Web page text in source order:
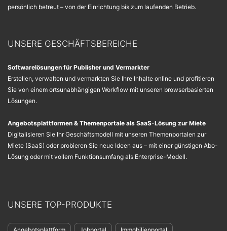
persönlich betreut – von der Einrichtung bis zum laufenden Betrieb.
UNSERE GESCHÄFTSBEREICHE
Softwarelösungen für Publisher und Vermarkter
Erstellen, verwalten und vermarkten Sie Ihre Inhalte online und profitieren
Sie von einem ortsunabhängigen Workflow mit unseren browserbasierten
Lösungen.
Angebotsplattformen & Themenportale als SaaS-Lösung zur Miete
Digitalisieren Sie Ihr Geschäftsmodell mit unseren Themenportalen zur
Miete (SaaS) oder probieren Sie neue Ideen aus – mit einer günstigen Abo-
Lösung oder mit vollem Funktionsumfang als Enterprise-Modell.
UNSERE TOP-PRODUKTE